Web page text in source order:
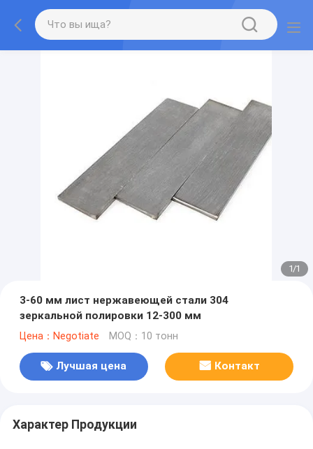
1/1
3-60 мм лист нержавеющей стали 304
зеркальной полировки 12-300 мм
Цена：Negotiate MOQ：10 тонн
Лучшая цена Контакт
Характер Продукции